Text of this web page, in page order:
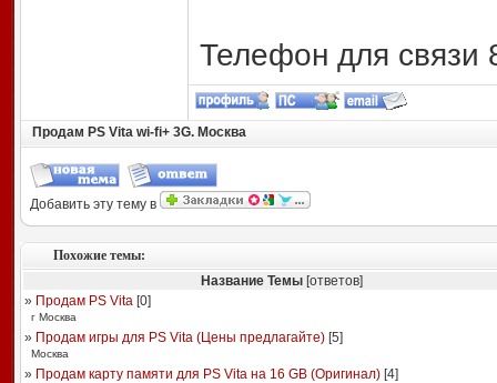
Телефон для связи
Продам PS Vita wi-fi+ 3G. Москва
Добавить эту тему в
Похожие темы:
Название Темы[ответов]
» Продам PS Vita[0]
г Москва
» Продам игры для PS Vita (Цены предлагайте)[5]
Москва
» Продам карту памяти для PS Vita на 16 GB (Оригинал)[4]